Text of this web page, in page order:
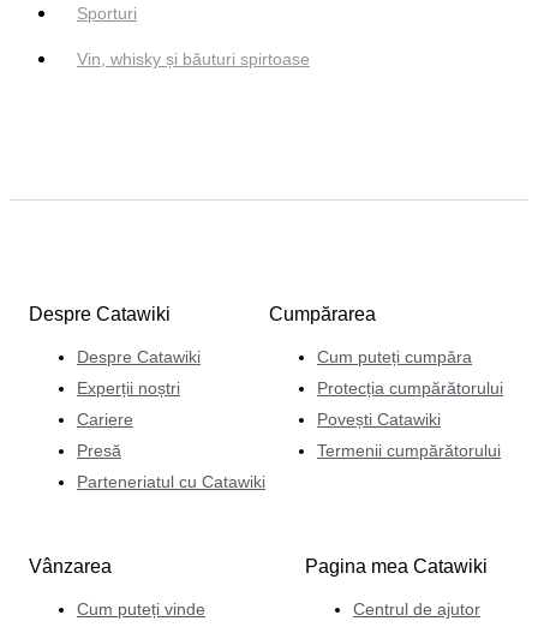
Sporturi
Vin, whisky și băuturi spirtoase
Despre Catawiki
Despre Catawiki
Experții noștri
Cariere
Presă
Parteneriatul cu Catawiki
Cumpărarea
Cum puteți cumpăra
Protecția cumpărătorului
Povești Catawiki
Termenii cumpărătorului
Vânzarea
Cum puteți vinde
Pagina mea Catawiki
Centrul de ajutor